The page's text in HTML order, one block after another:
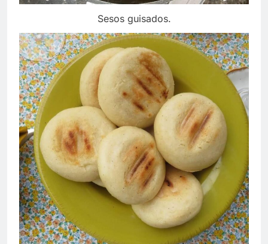
Sesos guisados.